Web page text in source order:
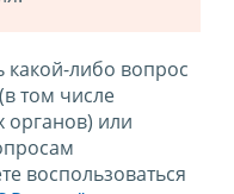
какой-либо вопрос
том числе
органов) или
воспользоваться